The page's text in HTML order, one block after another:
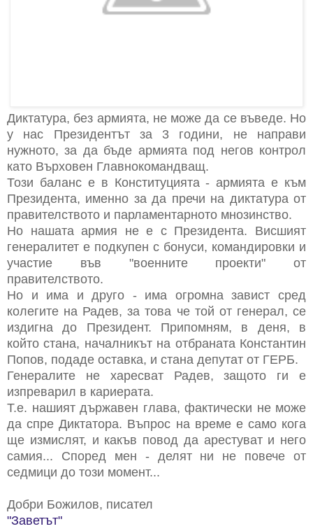
Диктатура, без армията, не може да се въведе. Но
у нас Президентът за 3 години, не направи
нужното, за да бъде армията под негов контрол
като Върховен Главнокомандващ.
Този баланс е в Конституцията - армията е към
Президента, именно за да пречи на диктатура от
правителството и парламентарното мнозинство.
Но нашата армия не е с Президента. Висшият
генералитет е подкупен с бонуси, командировки и
участие във "военните проекти" от
правителството.
Но и има и друго - има огромна завист сред
колегите на Радев, за това че той от генерал, се
издигна до Президент. Припомням, в деня, в
който стана, началникът на отбраната Константин
Попов, подаде оставка, и стана депутат от ГЕРБ.
Генералите не харесват Радев, защото ги е
изпреварил в кариерата.
Т.е. нашият държавен глава, фактически не може
да спре Диктатора. Въпрос на време е само кога
ще измислят, и какъв повод да арестуват и него
самия... Според мен - делят ни не повече от
седмици до този момент...
Добри Божилов, писател
"Заветът"